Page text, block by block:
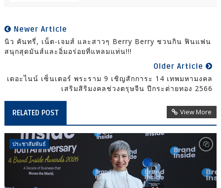
Newer Article
นิว คันทรี่, เน็ต-เจมส์ และสาวๆ Berry Berry ชวนกิน ฟินแฟน
สนุกสุดมันส์และอิ่มอร่อยที่แหลมแท่น!!!
Older Article
เดอะไนน์ เซ็นเตอร์ พระราม 9 เชิญสักการะ 14 เทพมหามงคล
เสริมสิริมงคลช่วงตรุษจีน ปีกระต่ายทอง 2566
RELATED POST View More
ประชาสัมพันธ์